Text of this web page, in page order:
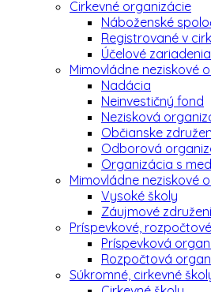
Cirkevné organizácie
Náboženské
Registrované v
Účelové
Mimovládne neziskové
Nadácia
Neinvestičný fond
Nezisková
Občianske
Odborová
Organizácia s
Mimovládne neziskové
Vysoké školy
Záujmové
Príspevkové,
Príspevková
Rozpočtová
Súkromné, cirkevné